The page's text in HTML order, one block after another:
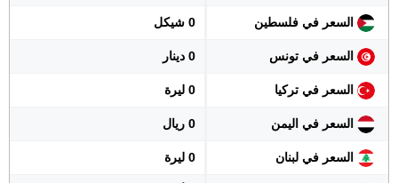
السعر في فلسطين 0 شيكل
السعر في تونس 0 دينار
السعر في تركيا 0 ليرة
السعر في اليمن 0 ريال
السعر في لبنان 0 ليرة